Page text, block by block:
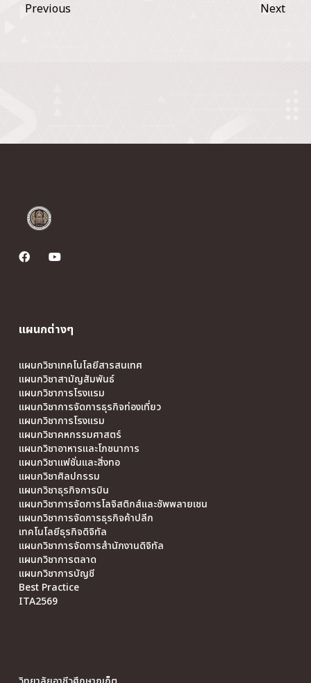
Previous Next
แผนกต่างๆ
แผนกวิชาเทคโนโลยีสารสนเทศ
แผนกวิชาสามัญสัมพันธ์
แผนกวิชาการโรงแรม
แผนกวิชาการจัดการธุรกิจท่องเที่ยว
แผนกวิชาการโรงแรม
แผนกวิชาคหกรรมศาสตร์
แผนกวิชาอาหารและโภชนาการ
แผนกวิชาแฟชั่นและสิ่งทอ
แผนกวิชาศิลปกรรม
แผนกวิชาธุรกิจการบิน
แผนกวิชาการจัดการโลจิสติกส์และซัพพลายเชน
แผนกวิชาการจัดการธุรกิจค้าปลีก
เทคโนโลยีธุรกิจดิจิทัล
แผนกวิชาการจัดการสำนักงานดิจิทัล
แผนกวิชาการตลาด
แผนกวิชาการบัญชี
Best Practice
ITA2569